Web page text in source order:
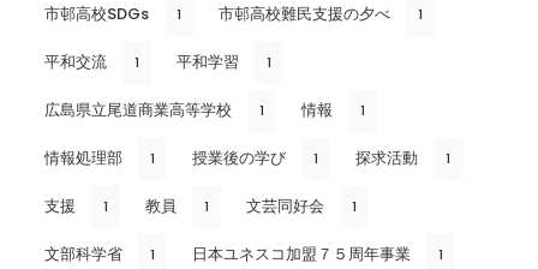
市邨高校SDGs 1 市邨高校難民支援の夕べ 1
平和交流 1 平和学習 1
広島県立尾道商業高等学校 1 情報 1
情報処理部 1 授業後の学び 1 探求活動 1
支援 1 教員 1 文芸同好会 1
文部科学省 1 日本ユネスコ加盟７５周年事業 1